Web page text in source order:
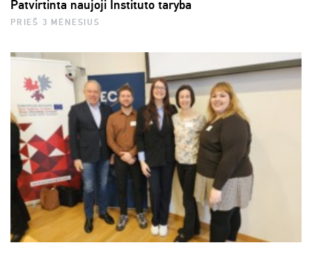
Patvirtinta naujoji Instituto taryba
PRIEŠ 3 MĖNESIUS